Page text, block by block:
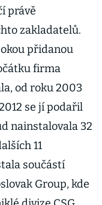
právě
zakladatelů.
přidanou
firma
od roku 2003
se jí podařil
nainstalovala 32
11
součástí
Group, kde